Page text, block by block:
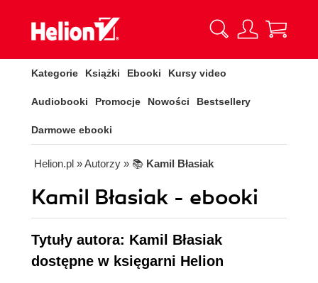
Kategorie Książki Ebooki Kursy video
Audiobooki Promocje Nowości Bestsellery
Darmowe ebooki
Helion.pl » Autorzy » 📚 Kamil Błasiak
Kamil Błasiak - ebooki
Tytuły autora: Kamil Błasiak
dostępne w księgarni Helion